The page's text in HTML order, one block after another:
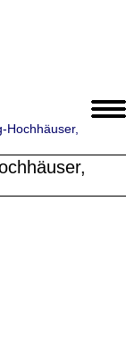
Hochhäuser,